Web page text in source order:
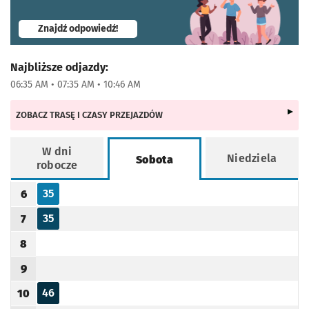
Znajdź odpowiedź!- otworzy się w nowej karcie
Najbliższe odjazdy:
06:35 AM • 07:35 AM • 10:46 AM
ZOBACZ TRASĘ I CZASY PRZEJAZDÓW
W dni
robocze
Sobota Niedziela
Rozkład jazdy -
Godzina odjazdu
6
Odjazd
35
minut po godzinie 6
Godzina odjazdu
7
Odjazd
35
minut po godzinie 7
Godzina odjazdu
8
Godzina odjazdu
9
Godzina odjazdu
10
Odjazd
46
minut po godzinie 10